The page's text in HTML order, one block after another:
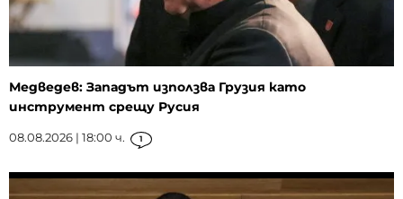
Медведев: Западът използва Грузия като
инструмент срещу Русия
08.08.2026 | 18:00 ч. 1